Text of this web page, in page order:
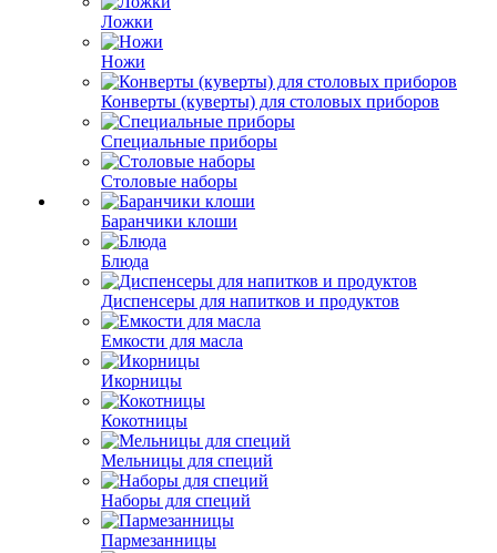
Ложки
Ножи
Конверты (куверты) для столовых приборов
Специальные приборы
Столовые наборы
Баранчики клоши
Блюда
Диспенсеры для напитков и продуктов
Емкости для масла
Икорницы
Кокотницы
Мельницы для специй
Наборы для специй
Пармезанницы